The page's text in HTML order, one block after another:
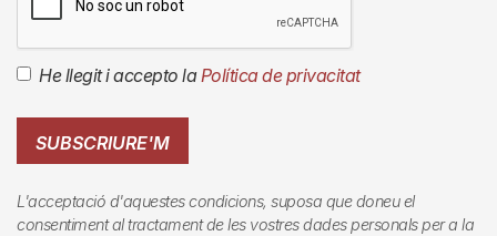
He llegit i accepto laPolítica de privacitat
SUBSCRIURE'M
L'acceptació d'aquestes condicions, suposa que doneu el
consentiment al tractament de les vostres dades personals per a la